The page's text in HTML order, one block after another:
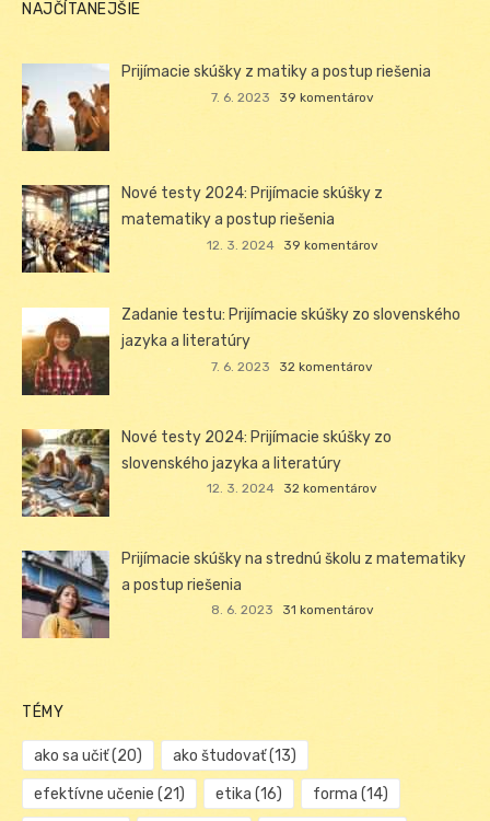
NAJČÍTANEJŠIE
Prijímacie skúšky z matiky a postup riešenia
7. 6. 2023 39 komentárov
Nové testy 2024: Prijímacie skúšky z
matematiky a postup riešenia
12. 3. 2024 39 komentárov
Zadanie testu: Prijímacie skúšky zo slovenského
jazyka a literatúry
7. 6. 2023 32 komentárov
Nové testy 2024: Prijímacie skúšky zo
slovenského jazyka a literatúry
12. 3. 2024 32 komentárov
Prijímacie skúšky na strednú školu z matematiky
a postup riešenia
8. 6. 2023 31 komentárov
TÉMY
ako sa učiť(20) ako študovať(13)
efektívne učenie (21) etika (16) forma (14)